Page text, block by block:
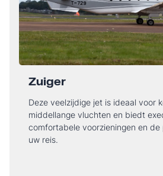
Zuiger
Deze veelzijdige jet is ideaal voor
middellange vluchten en biedt
comfortabele voorzieningen en
uw reis.